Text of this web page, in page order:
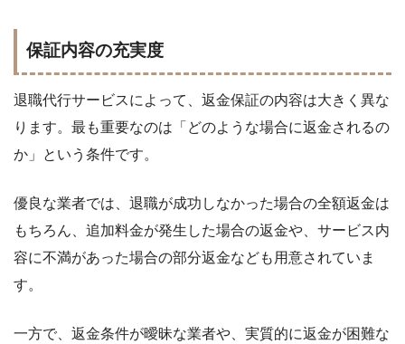
保証内容の充実度
退職代行サービスによって、返金保証の内容は大きく異な
ります。最も重要なのは「どのような場合に返金されるの
か」という条件です。
優良な業者では、退職が成功しなかった場合の全額返金は
もちろん、追加料金が発生した場合の返金や、サービス内
容に不満があった場合の部分返金なども用意されていま
す。
一方で、返金条件が曖昧な業者や、実質的に返金が困難な